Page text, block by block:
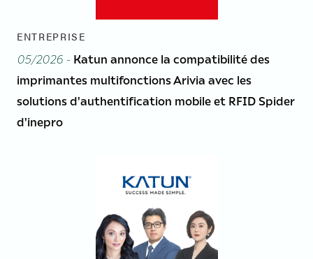
ENTREPRISE
05/2026 - Katun annonce la compatibilité des
imprimantes multifonctions Arivia avec les
solutions d'authentification mobile et RFID Spider
d'inepro